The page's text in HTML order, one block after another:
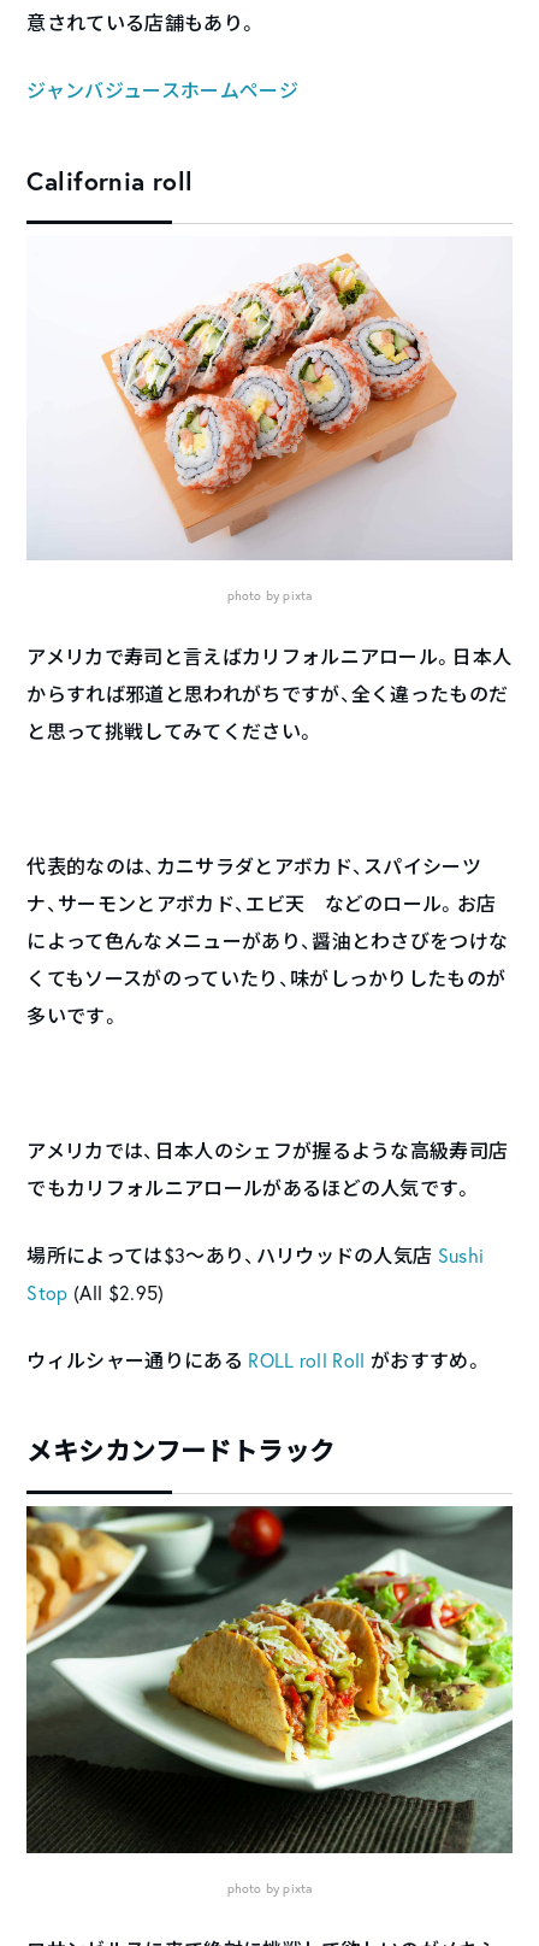
意されている店舗もあり。
ジャンバジュースホームページ
California roll
photo by pixta
アメリカで寿司と言えばカリフォルニアロール。日本人
からすれば邪道と思われがちですが、全く違ったものだ
と思って挑戦してみてください。
代表的なのは、カニサラダとアボカド、スパイシーツ
ナ、サーモンとアボカド、エビ天 などのロール。お店
によって色んなメニューがあり、醤油とわさびをつけな
くてもソースがのっていたり、味がしっかりしたものが
多いです。
アメリカでは、日本人のシェフが握るような高級寿司店
でもカリフォルニアロールがあるほどの人気です。
場所によっては$3〜あり、ハリウッドの人気店 Sushi
Stop (All $2.95)
ウィルシャー通りにある ROLL roll Rollがおすすめ。
メキシカンフードトラック
photo by pixta